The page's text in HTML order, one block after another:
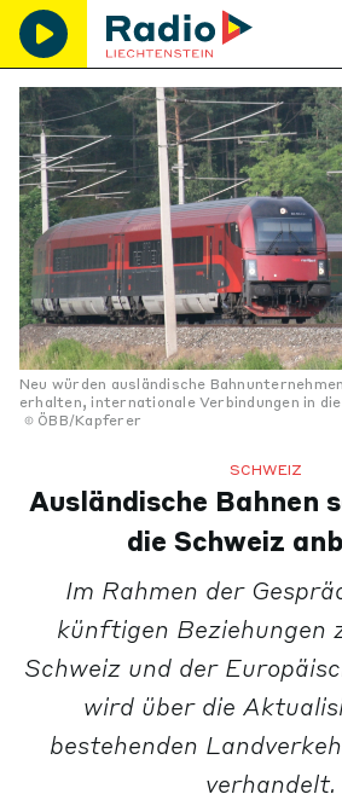
Neu würden ausländische
erhalten, internationale Verbindungen in
ÖBB/Kapferer
SCHWEIZ
Ausländische Bahnen
die Schweiz
Im Rahmen der
künftigen Beziehungen
Schweiz und der
wird über die
bestehenden
verhandelt.